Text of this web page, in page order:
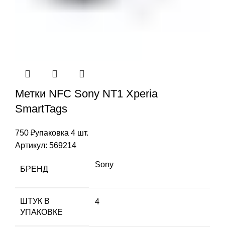
Метки NFC Sony NT1 Xperia
SmartTags
750 ₽упаковка 4 шт.
Артикул: 569214
БРЕНД
Sony
ШТУК В
УПАКОВКЕ
4